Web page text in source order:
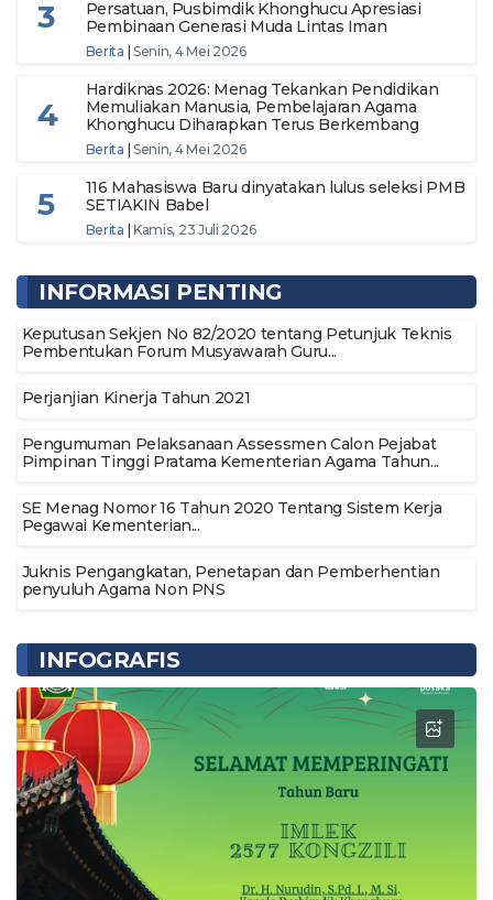
3
Persatuan, Pusbimdik Khonghucu Apresiasi
Pembinaan Generasi Muda Lintas Iman
Berita | Senin, 4 Mei 2026
4
Hardiknas 2026: Menag Tekankan Pendidikan
Memuliakan Manusia, Pembelajaran Agama
Khonghucu Diharapkan Terus Berkembang
Berita | Senin, 4 Mei 2026
5
116 Mahasiswa Baru dinyatakan lulus seleksi PMB
SETIAKIN Babel
Berita | Kamis, 23 Juli 2026
INFORMASI PENTING
Keputusan Sekjen No 82/2020 tentang Petunjuk Teknis
Pembentukan Forum Musyawarah Guru...
Perjanjian Kinerja Tahun 2021
Pengumuman Pelaksanaan Assessmen Calon Pejabat
Pimpinan Tinggi Pratama Kementerian Agama Tahun...
SE Menag Nomor 16 Tahun 2020 Tentang Sistem Kerja
Pegawai Kementerian...
Juknis Pengangkatan, Penetapan dan Pemberhentian
penyuluh Agama Non PNS
INFOGRAFIS